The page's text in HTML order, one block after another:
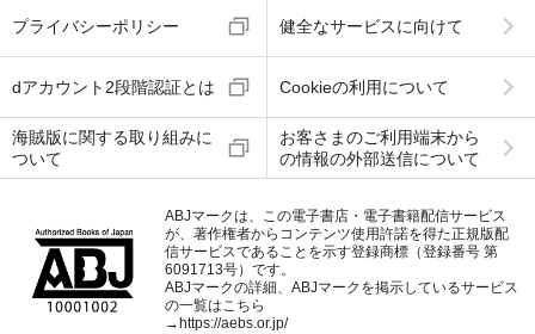
プライバシーポリシー 健全なサービスに向けて
dアカウント2段階認証とは Cookieの利用について
海賊版に関する取り組みに
ついて
お客さまのご利用端末から
の情報の外部送信について
ABJマークは、この電子書店・電子書籍配信サービス
が、著作権者からコンテンツ使用許諾を得た正規版配
信サービスであることを示す登録商標（登録番号 第
6091713号）です。
ABJマークの詳細、ABJマークを掲示しているサービス
の一覧はこちら
→ https://aebs.or.jp/